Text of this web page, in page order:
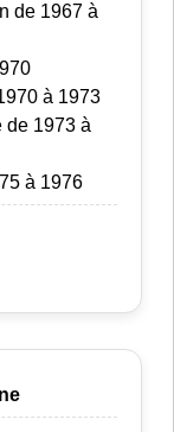
de 1967 à
à 1973
de 1973 à
à 1976